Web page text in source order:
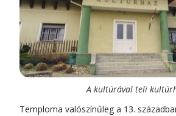
A kultúrával teli
Temploma valószínűleg a 13.